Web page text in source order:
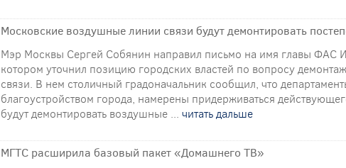
Московские воздушные линии связи будут демонтировать
Мэр Москвы Сергей Собянин направил письмо на имя главы ФАС
котором уточнил позицию городских властей по вопросу
связи. В нем столичный градоначальник сообщил, что
благоустройством города, намерены придерживаться
будут демонтировать воздушные ... читать дальше
МГТС расширила базовый пакет «Домашнего ТВ»